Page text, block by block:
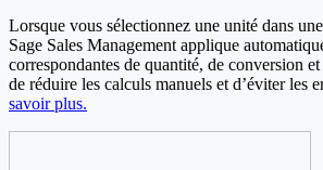
Lorsque vous sélectionnez une unité dans
Sage Sales Management applique
correspondantes de quantité, de conversion
de réduire les calculs manuels et d’éviter les
savoir plus.